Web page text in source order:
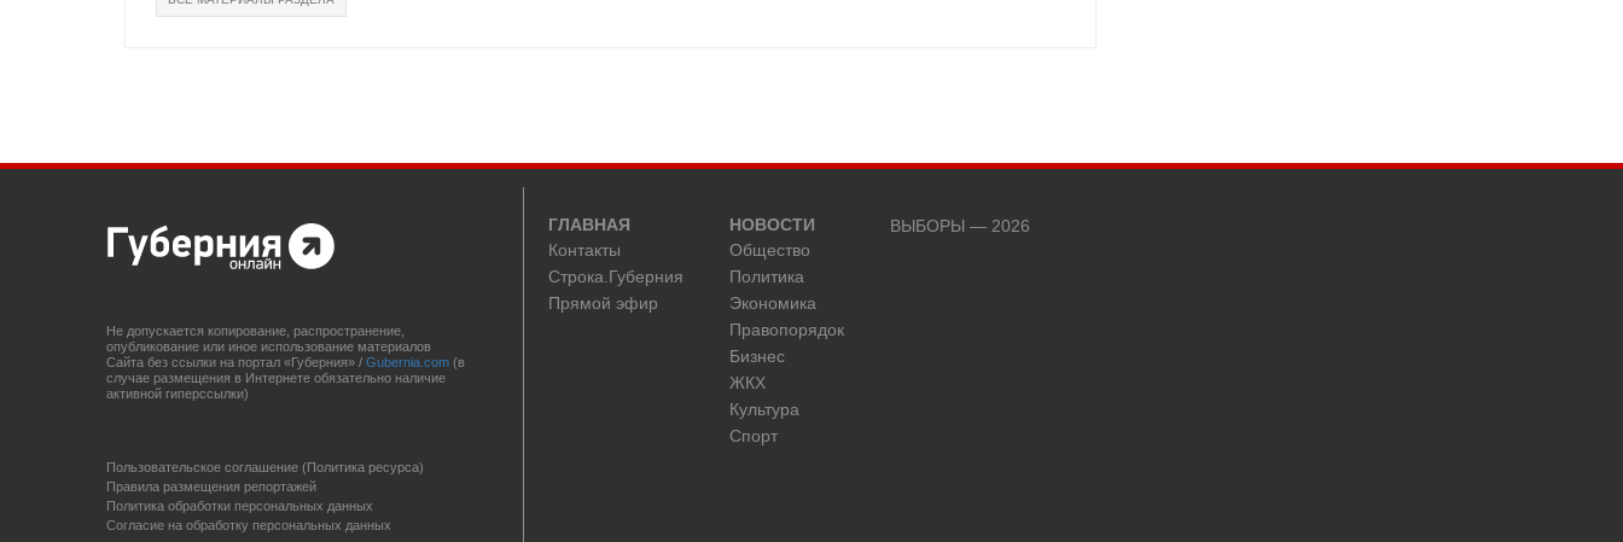
Не допускается копирование, распространение,
опубликование или иное использование материалов
Сайта без ссылки на портал «Губерния» / Gubernia.com (в
случае размещения в Интернете обязательно наличие
активной гиперссылки)
Пользовательское соглашение (Политика ресурса)
Правила размещения репортажей
Политика обработки персональных данных
Согласие на обработку персональных данных
ГЛАВНАЯ
Контакты
Строка.Губерния
Прямой эфир
НОВОСТИ
Общество
Политика
Экономика
Правопорядок
Бизнес
ЖКХ
Культура
Спорт
ВЫБОРЫ — 2026